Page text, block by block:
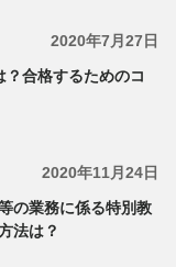
2020年7月27日
合格するためのコ
2020年11月24日
の業務に係る特別教
法は？